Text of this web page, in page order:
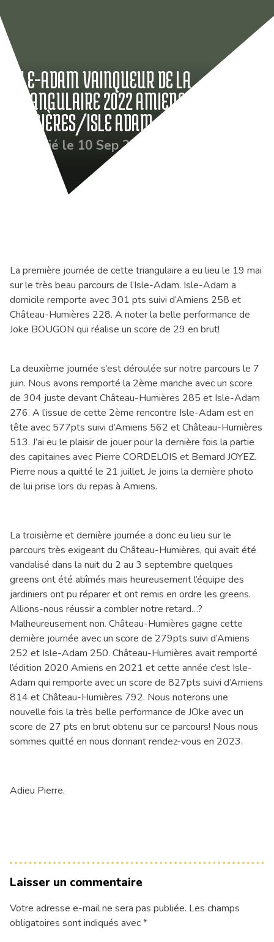
ISLE-ADAM VAINQUEUR DE LA
TRIANGULAIRE 2022 AMIENS/CHÂTEAU
HUMIÈRES/ISLE ADAM
Publié le 10 Sep 2022
La première journée de cette triangulaire a eu lieu le 19 mai
sur le très beau parcours de l’Isle-Adam. Isle-Adam a
domicile remporte avec 301 pts suivi d’Amiens 258 et
Château-Humières 228. A noter la belle performance de
Joke BOUGON qui réalise un score de 29 en brut!
La deuxième journée s’est déroulée sur notre parcours le 7
juin. Nous avons remporté la 2ème manche avec un score
de 304 juste devant Château-Humières 285 et Isle-Adam
276. A l’issue de cette 2ème rencontre Isle-Adam est en
tête avec 577pts suivi d’Amiens 562 et Château-Humières
513. J’ai eu le plaisir de jouer pour la dernière fois la partie
des capitaines avec Pierre CORDELOIS et Bernard JOYEZ.
Pierre nous a quitté le 21 juillet. Je joins la dernière photo
de lui prise lors du repas à Amiens.
La troisième et dernière journée a donc eu lieu sur le
parcours très exigeant du Château-Humières, qui avait été
vandalisé dans la nuit du 2 au 3 septembre quelques
greens ont été abîmés mais heureusement l’équipe des
jardiniers ont pu réparer et ont remis en ordre les greens.
Allions-nous réussir a combler notre retard…?
Malheureusement non. Château-Humières gagne cette
dernière journée avec un score de 279pts suivi d’Amiens
252 et Isle-Adam 250. Château-Humières avait remporté
l’édition 2020 Amiens en 2021 et cette année c’est Isle-
Adam qui remporte avec un score de 827pts suivi d’Amiens
814 et Château-Humières 792. Nous noterons une
nouvelle fois la très belle performance de JOke avec un
score de 27 pts en brut obtenu sur ce parcours! Nous nous
sommes quitté en nous donnant rendez-vous en 2023.
Adieu Pierre.
Laisser un commentaire
Votre adresse e-mail ne sera pas publiée. Les champs
obligatoires sont indiqués avec*